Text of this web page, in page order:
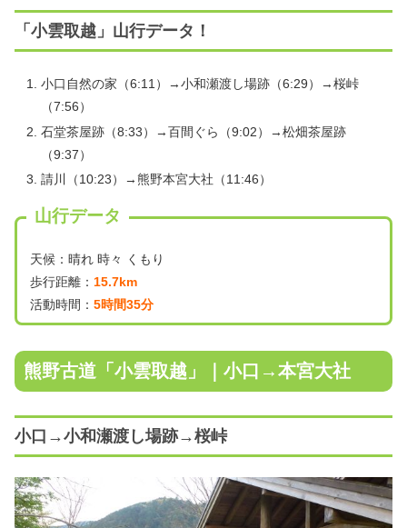
「小雲取越」山行データ！
小口自然の家（6:11）→小和瀬渡し場跡（6:29）→桜峠
（7:56）
石堂茶屋跡（8:33）→百間ぐら（9:02）→松畑茶屋跡
（9:37）
請川（10:23）→熊野本宮大社（11:46）
山行データ
天候：晴れ 時々 くもり
歩行距離： 15.7km
活動時間： 5時間35分
熊野古道「小雲取越」｜小口→本宮大社
小口→小和瀬渡し場跡→桜峠